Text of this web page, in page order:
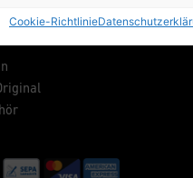
Cookie-Richtlinie